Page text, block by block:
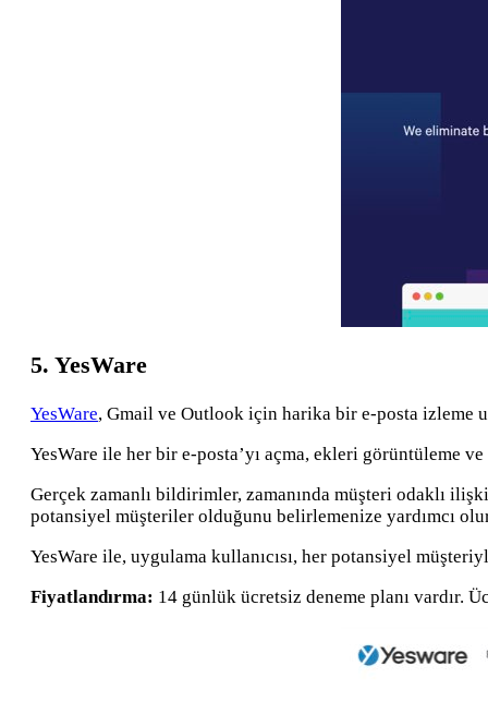
5. YesWare
YesWare, Gmail ve Outlook için harika bir e-posta izleme
YesWare ile her bir e-posta’yı açma, ekleri görüntüleme
Gerçek zamanlı bildirimler, zamanında müşteri odaklı
potansiyel müşteriler olduğunu belirlemenize yardımcı
YesWare ile, uygulama kullanıcısı, her potansiyel
Fiyatlandırma: 14 günlük ücretsiz deneme planı vardır.